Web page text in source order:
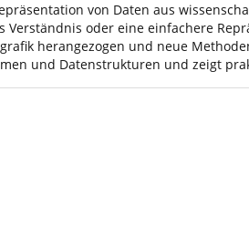
von Daten aus
oder eine einfachere
herangezogen und neue
und Datenstrukturen und zeigt